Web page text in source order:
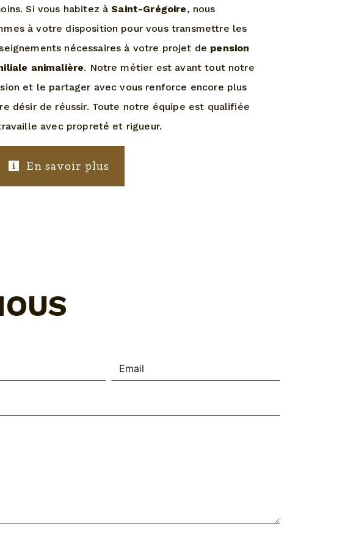
Si vous habitez àSaint-Grégoire, nous
à votre disposition pour vous transmettre les
nécessaires à votre projet de pension
animalière. Notre métier est avant tout notre
et le partager avec vous renforce encore plus
désir de réussir. Toute notre équipe est qualifiée
avec propreté et rigueur.
En savoir plus